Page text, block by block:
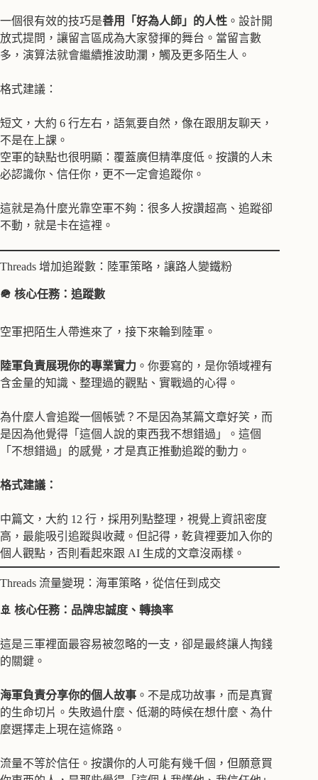
一個很有效的技巧是善用「好為人師」的人性 。設計開
放式提問，讓留言區成為大家發揮的舞台。當留言數
多，演算法就會繼續推波助瀾，觸及更多陌生人。
格式建議：
短文，大約 6 行左右，語氣要自然，像在跟朋友聊天，
不是在上課。
空軍的缺點也很明顯：覆蓋廣但精準度低。按讚的人未
必認識你、信任你，更不一定會追蹤你。
這就是為什麼光靠空軍不夠：很多人按讚超高、追蹤卻
不動，就是卡在這裡。
Threads 增加追蹤數：陸軍策略，讓路人變鐵粉
🪖 核心任務：追蹤數
空軍把陌生人帶進來了，接下來輪到陸軍。
陸軍負責展現你的專業實力 。你要寫的，是你領域裡有
含金量的知識、整理過的觀點、實戰過的心得。
為什麼人會追蹤一個帳號？不是因為某篇文章好笑，而
是因為他覺得「這個人說的東西我不想錯過」。這個
「不想錯過」的感覺，才是真正推動追蹤的動力。
格式建議：
中篇文，大約 12 行，採用列點整理，視覺上資訊密度
高，最能吸引追蹤與收藏。但記得，乾貨裡要加入你的
個人觀點，否則看起來跟 AI 生成的文章沒兩樣。
Threads 流量變現：海軍策略，從信任到成交
🚢 核心任務：品牌忠誠度、轉換率
這是三軍裡面最容易被忽略的一支，卻是最終讓人掏錢
的關鍵。
海軍負責分享你的個人故事 。不是成功故事，而是真實
的生命切片。失敗過什麼、低潮的時候在想什麼、為什
麼選擇走上現在這條路。
流量不等於信任。按讚你的人可能有幾千個，但願意買